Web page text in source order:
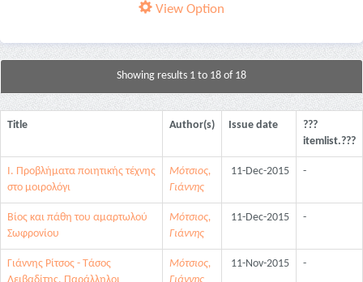
View Option
Showing results 1 to 18 of 18
Title Author(s) Issue date
???
itemlist.???
I. Προβλήματα ποιητικής τέχνης
στο μοιρολόγι
Μότσιος,
Γιάννης
11-Dec-2015 -
Βίος και πάθη του αμαρτωλού
Σωφρονίου
Μότσιος,
Γιάννης
11-Dec-2015 -
Γιάννης Ρίτσος - Τάσος
Μότσιος,
11-Nov-2015 -